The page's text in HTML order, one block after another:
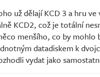
už dělají KCD 3 a hru
KCD2, což je totální
menšího, co by mohlo
datadiskem k
vydat jako